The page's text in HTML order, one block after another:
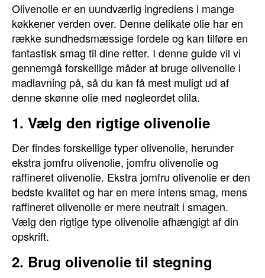
Olivenolie er en uundværlig ingrediens i mange
køkkener verden over. Denne delikate olie har en
række sundhedsmæssige fordele og kan tilføre en
fantastisk smag til dine retter. I denne guide vil vi
gennemgå forskellige måder at bruge olivenolie i
madlavning på, så du kan få mest muligt ud af
denne skønne olie med nøgleordet olila.
1. Vælg den rigtige olivenolie
Der findes forskellige typer olivenolie, herunder
ekstra jomfru olivenolie, jomfru olivenolie og
raffineret olivenolie. Ekstra jomfru olivenolie er den
bedste kvalitet og har en mere intens smag, mens
raffineret olivenolie er mere neutralt i smagen.
Vælg den rigtige type olivenolie afhængigt af din
opskrift.
2. Brug olivenolie til stegning